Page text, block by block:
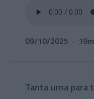
09/10/2025
Tanta urna para